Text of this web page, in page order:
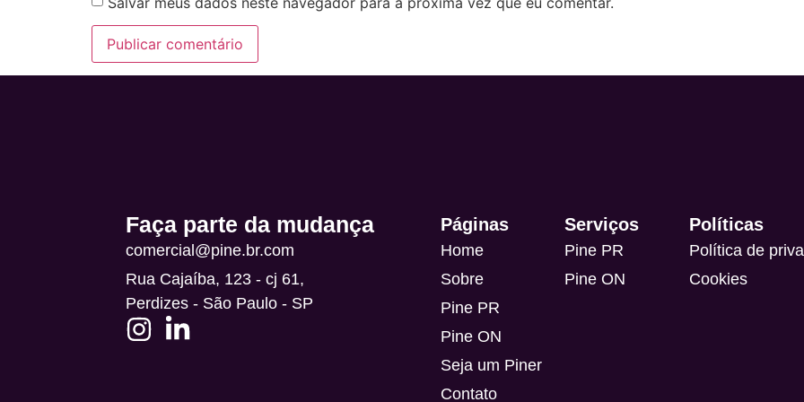
Faça parte da mudança
comercial@pine.br.com
Rua Cajaíba, 123 - cj 61,
Perdizes - São Paulo - SP
Páginas
Home
Sobre
Pine PR
Pine ON
Seja um Piner
Contato
Serviços
Pine PR
Pine ON
Políticas
Política de
Cookies